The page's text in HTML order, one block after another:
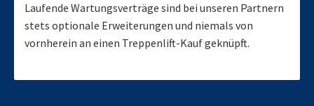
Laufende Wartungsverträge sind bei unseren Partnern
stets optionale Erweiterungen und niemals von
vornherein an einen Treppenlift-Kauf geknüpft.